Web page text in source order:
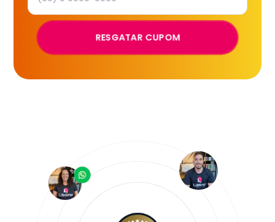
RESGATAR CUPOM